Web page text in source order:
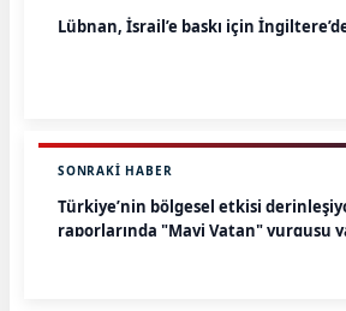
Lübnan, İsrail’e baskı için
SONRAKI HABER
Türkiye’nin bölgesel etkisi
raporlarında "Mavi Vatan" vurgusu